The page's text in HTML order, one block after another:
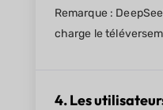
Remarque :
charge le
4. Les